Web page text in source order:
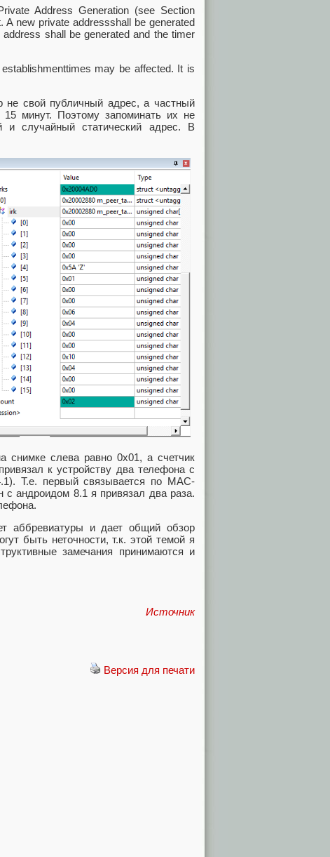
Address Generation (see Section
new private addressshall be generated
shall be generated and the timer
may be affected. It is
не свой публичный адрес, а частный
минут. Поэтому запоминать их не
случайный статический адрес. В
снимке слева равно 0x01, а счетчик
к устройству два телефона с
Т.е. первый связывается по MAC-
с андроидом 8.1 я привязал два раза.
аббревиатуры и дает общий обзор
быть неточности, т.к. этой темой я
замечания принимаются и
Источник
Версия для печати